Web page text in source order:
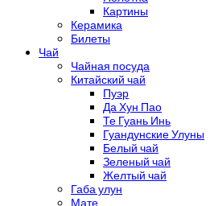
Картины
Керамика
Билеты
Чай
Чайная посуда
Китайский чай
Пуэр
Да Хун Пао
Те Гуань Инь
Гуандунские Улуны
Белый чай
Зеленый чай
Желтый чай
Габа улун
Мате